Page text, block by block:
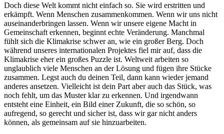
Doch diese Welt kommt nicht einfach so. Sie wird erstritten und
erkämpft. Wenn Menschen zusammenkommen. Wenn wir uns nicht
auseinanderbringen lassen. Wenn wir unsere eigene Macht in
Gemeinschaft erkennen, beginnt echte Veränderung. Manchmal
fühlt sich die Klimakrise schwer an, wie ein großer Berg. Doch
während unseres internationalen Projektes fiel mir auf, dass die
Klimakrise eher ein großes Puzzle ist. Weltweit arbeiten so
unglaublich viele Menschen an der Lösung und fügen ihre Stücke
zusammen. Legst auch du deinen Teil, dann kann wieder jemand
anderes ansetzen. Vielleicht ist dein Part aber auch das Stück, was
noch fehlt, um das Muster klar zu erkennen. Und irgendwann
entsteht eine Einheit, ein Bild einer Zukunft, die so schön, so
aufregend, so gerecht und sicher ist, dass wir gar nicht anders
können, als gemeinsam auf sie hinzuarbeiten.